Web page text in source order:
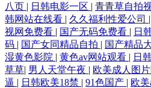
八页 | 日韩电影一区 | 青青草自拍
韩网站在线看 | 久久福利性爱公司 |
视网免费看 | 国产无码免费看 | 日
码 | 国产女同精品自拍 | 国产精品
湿黄色影院 | 黄色av网站观看 | 日
草草| 男人天堂午夜 | 欧美成人图
逼 | 日韩欧美18禁 | 91色国产 | 欧